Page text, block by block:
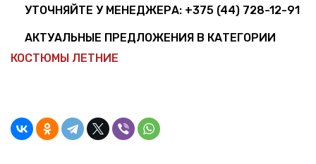
УТОЧНЯЙТЕ У МЕНЕДЖЕРА: +375 (44) 728-12-91
АКТУАЛЬНЫЕ ПРЕДЛОЖЕНИЯ В КАТЕГОРИИ
КОСТЮМЫ ЛЕТНИЕ